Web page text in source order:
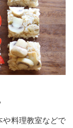
や料理教室などで